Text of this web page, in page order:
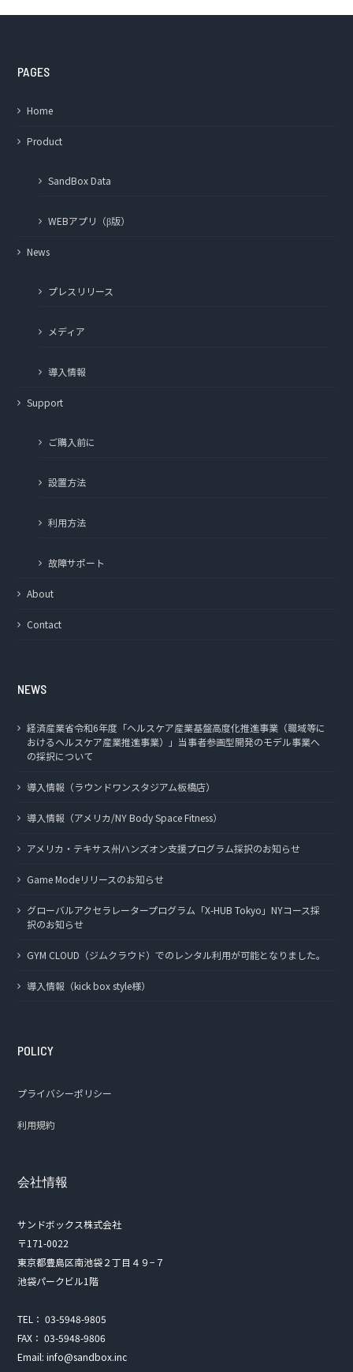
PAGES
Home
Product
SandBox Data
WEBアプリ（β版）
News
プレスリリース
メディア
導入情報
Support
ご購入前に
設置方法
利用方法
故障サポート
About
Contact
NEWS
経済産業省令和6年度「ヘルスケア産業基盤高度化推進事業（職域等に
おけるヘルスケア産業推進事業）」当事者参画型開発のモデル事業へ
の採択について
導入情報（ラウンドワンスタジアム板橋店）
導入情報（アメリカ/NY Body Space Fitness）
アメリカ・テキサス州ハンズオン支援プログラム採択のお知らせ
Game Modeリリースのお知らせ
グローバルアクセラレータープログラム「X-HUB Tokyo」NYコース採
択のお知らせ
GYM CLOUD（ジムクラウド）でのレンタル利用が可能となりました。
導入情報（kick box style様）
POLICY
プライバシーポリシー
利用規約
会社情報
サンドボックス株式会社
〒171-0022
東京都豊島区南池袋２丁目４９−７
池袋パークビル1階
TEL： 03-5948-9805
FAX： 03-5948-9806
Email: info@sandbox.inc